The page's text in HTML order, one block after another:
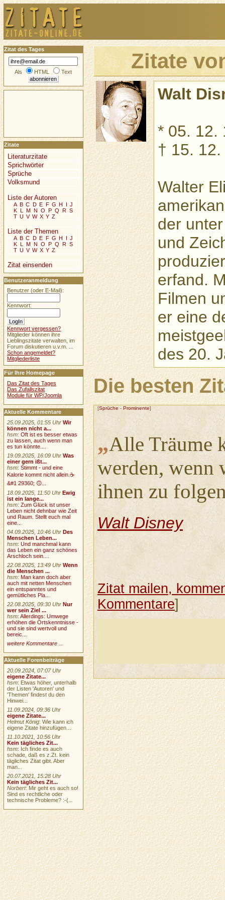
Zitate
Walt
* 05. 12.
† 15.
Walter
der
und
erfand.
Filmen
er eine
des 20.
Die besten
[Sprüche - Prominente]
„Alle Träume
werden, wenn
ihnen zu
Walt Disney
Zitat mailen,
Kommentare]
Zitat des Tages
Als HTML Text
Zitate
Literaturzitate
Sprichwörter
Sprüche
Volksmund
Liste der Autoren
A B C D E F G H I J
K L M N O P Q R S
T U V W X Y Z
Liste der Themen
A B C D E F G H I J
K L M N O P Q R S
T U V W X Y Z
Zitat einsenden
Benutzeranmeldung
Benutzer (oder E-Mail):
Kennwort:
Kennwort vergessen?
Mitglieder können ihre
Lieblingszitate verwalten, im
Forum diskutieren u.v.m. ...
Schon angemeldet?
Mitgliederliste
Für Ihre Homepage
Das Zitat des Tages
Das Zufallszitat
Module für WP/Joomla
Aktuelle Kommentare
25.09.2025, 01:55 Uhr Wir
können nicht a...
hsm:Oft ist es besser etwas
zu lassen, auch wenn man
es tun könnte....
19.09.2025, 16:09 Uhr Was
einer gern ißt...
hsm:Stimmt - und eine
Kalorie kommt nicht allein.☕
&#1 29360; 🙃...
18.09.2025, 11:50 Uhr Ewig
ist ein lange...
hsm:Zum Glück ist unser
Leben nicht dehnbar wie Zeit
und Raum. Stellt euch mal
eine...
04.09.2025, 10:46 Uhr Des
Menschen Leben...
hsm:Und manchmal kann
das Leben ein ganz schönes
Arschloch sein....
22.08.2025, 13:49 Uhr Wenn
die Menschen ...
hsm:Man kann doch aber
auch mit netten Menschen
ein entspanntes und
gemütliches Pla...
22.08.2025, 09:30 Uhr Nur
wer sein Ziel ...
hsm:Allerdings: Umwege
erhöhen die Ortskenntnisse -
und sie sind wertvoll und
bereic...
weitere Kommentare ...
Aktuelle Forenbeiträge
20.09.2024, 07:07 Uhr
eigene Zitate...
hsm: Etwas höher, unterhalb
der Listen 'Autoren' und
'Themen' findest du den
Hinwei...
11.09.2024, 09:36 Uhr
eigene Zitate...
Helmut König: Wie kann ich
eigene Zitate hinzufügen...
11.10.2021, 10:56 Uhr
Kein tägliches Zit...
hsm: Ich finde es auch
schade, daß es z.Zt. kein
tägliches Zitat gibt. Aber
man...
20.07.2021, 15:28 Uhr
Kein tägliches Zit...
Norbert: Mir geht es auch so!
Sind es rechtliche oder
technische Probleme? :-(...